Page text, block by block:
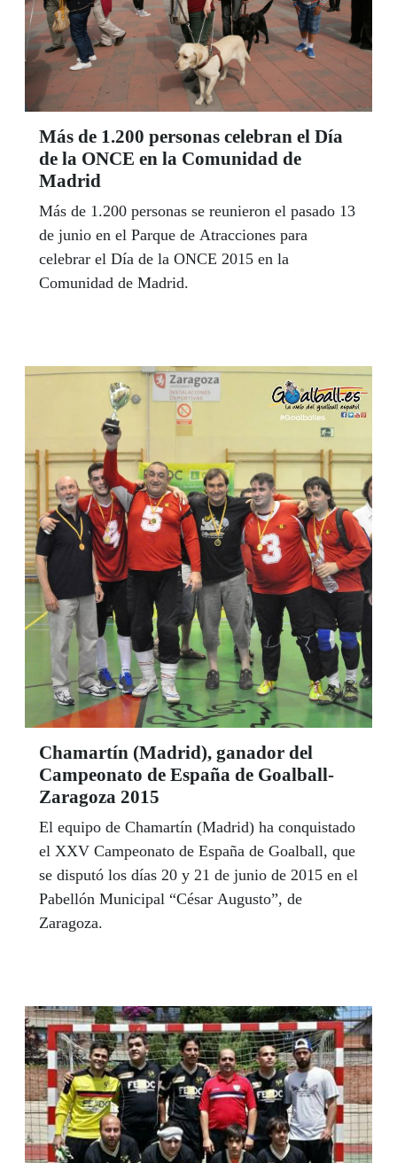
Más de 1.200 personas celebran el Día
de la ONCE en la Comunidad de
Madrid
Más de 1.200 personas se reunieron el pasado 13
de junio en el Parque de Atracciones para
celebrar el Día de la ONCE 2015 en la
Comunidad de Madrid.
Chamartín (Madrid), ganador del
Campeonato de España de Goalball-
Zaragoza 2015
El equipo de Chamartín (Madrid) ha conquistado
el XXV Campeonato de España de Goalball, que
se disputó los días 20 y 21 de junio de 2015 en el
Pabellón Municipal “César Augusto”, de
Zaragoza.